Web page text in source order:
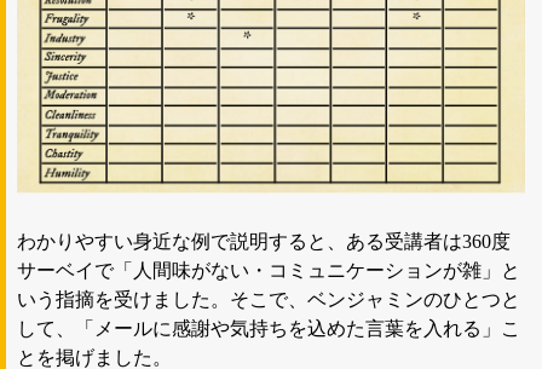
わかりやすい身近な例で説明すると、ある受講者は360度
サーベイで「人間味がない・コミュニケーションが雑」と
いう指摘を受けました。そこで、ベンジャミンのひとつと
して、「メールに感謝や気持ちを込めた言葉を入れる」こ
とを掲げました。